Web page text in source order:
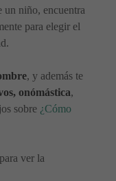
un niño, encuentra
para elegir el
, y además te
onómástica,
sobre ¿Cómo
ver la